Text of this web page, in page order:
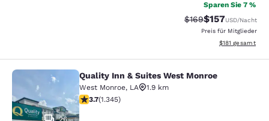
Sparen Sie 7 %
Durchgestrichener
$169Vergünstigter
$157USD/Nacht
Preis für Mitglieder
Geschätzte
$181 gesamt
Quality Inn & Suites West Monroe
26
Quality Inn & Suites West Monroe
West Monroe, LA
1.9 km
3.71-Sterne-Bewertung. Gut. 1345 Bewertungen
3.7(1.345)